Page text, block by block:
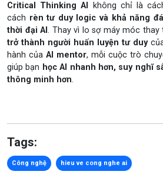
Critical Thinking AI
không chỉ là
cách rèn tư duy logic và khả năng
thời đại AI. Thay vì lo sợ máy móc
trở thành người huấn luyện tư duy
hành của AI mentor, mỗi cuộc trò
giúp bạn học AI nhanh hơn, suy nghĩ
thông minh hơn.
Tags:
Công nghệ hieu ve cong nghe ai